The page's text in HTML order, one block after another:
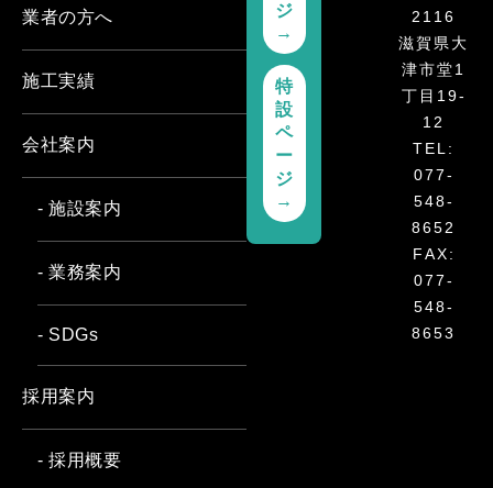
2116
滋賀県大
津市堂1
丁目19-
12
TEL:
077-
548-
8652
FAX:
077-
548-
8653
ジ
→
特
設
ペ
ー
ジ
→
業者の方へ
施工実績
会社案内
- 施設案内
- 業務案内
- SDGs
採用案内
- 採用概要